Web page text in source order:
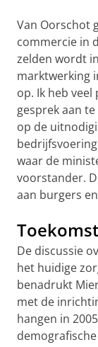
Van Oorschot
commercie in
zelden wordt
marktwerking
op. Ik heb
gesprek aan
op de
waar de
voorstander.
aan burgers
Toekomst
De discussie
het huidige
benadrukt
met de
hangen in